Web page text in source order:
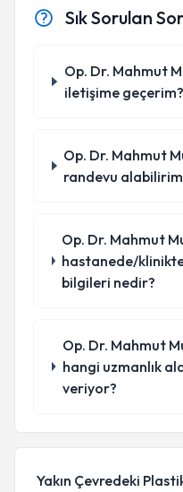
Sık Sorulan
Op. Dr. Mahmut
iletişime geçerim?
Op. Dr. Mahmut
randevu
Op. Dr. Mahmut
hastanede/klinikte
bilgileri nedir?
Op. Dr. Mahmut
hangi uzmanlık
veriyor?
Yakın Çevredeki